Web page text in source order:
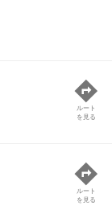
ルート
を見る
ルート
を見る